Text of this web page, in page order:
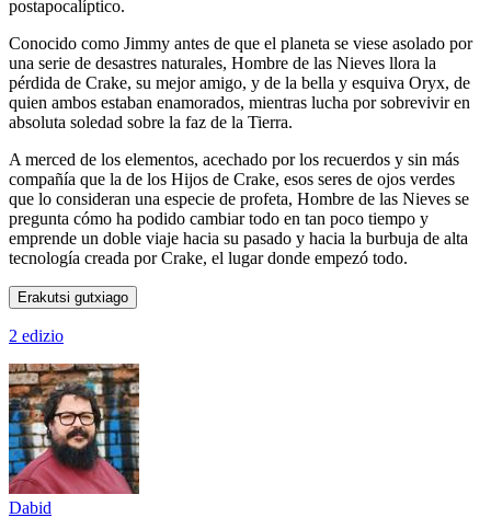
postapocalíptico.
Conocido como Jimmy antes de que el planeta se viese asolado por
una serie de desastres naturales, Hombre de las Nieves llora la
pérdida de Crake, su mejor amigo, y de la bella y esquiva Oryx, de
quien ambos estaban enamorados, mientras lucha por sobrevivir en
absoluta soledad sobre la faz de la Tierra.
A merced de los elementos, acechado por los recuerdos y sin más
compañía que la de los Hijos de Crake, esos seres de ojos verdes
que lo consideran una especie de profeta, Hombre de las Nieves se
pregunta cómo ha podido cambiar todo en tan poco tiempo y
emprende un doble viaje hacia su pasado y hacia la burbuja de alta
tecnología creada por Crake, el lugar donde empezó todo.
Erakutsi gutxiago
2 edizio
Dabid